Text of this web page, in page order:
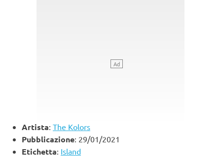
Artista: The Kolors
Pubblicazione: 29/01/2021
Etichetta: Island